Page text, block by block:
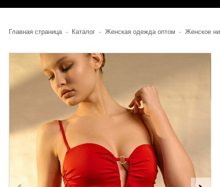
Главная страница - Каталог - Женская одежда оптом - Женское